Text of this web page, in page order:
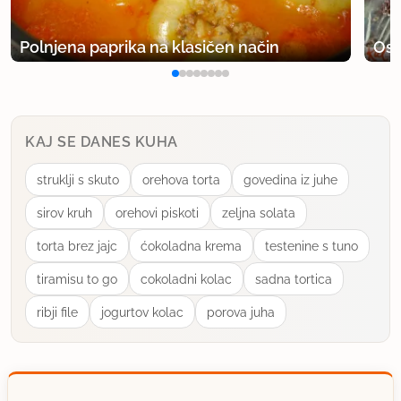
uporabno
arepnik
180 sporočil
20.7.2015 ob 13:51
ja ostanejo pa res dolgo stalno delam po tem
receptu ne se bat ne bo presladko in ne preslano
danes jih ravno grem spet vlagat letos so pa res
obrodile in jih morem vložit dok so še male da niso
predsbele če pa že so katere predebele pa jih
narežem z strojčkom in jih enako tako vložim samo
da so pač narezane.Lp
Polnjena paprika na klasičen način
KAJ SE DANES KUHA
struklji s skuto orehova torta govedina iz juhe
sirov kruh orehovi piskoti zeljna solata
torta brez jajc ćokoladna krema testenine s tuno
tiramisu to go cokoladni kolac sadna tortica
ribji file jogurtov kolac porova juha